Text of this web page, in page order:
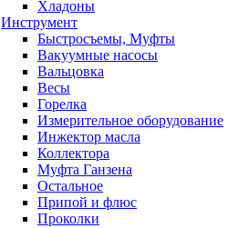
Хладоны
Инструмент
Быстросъемы, Муфты
Вакуумные насосы
Вальцовка
Весы
Горелка
Измерительное оборудование
Инжектор масла
Коллектора
Муфта Ганзена
Остальное
Припой и флюс
Проколки